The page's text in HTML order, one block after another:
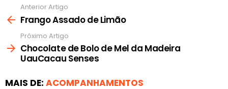
mais
Anterior Artigo
Frango Assado de Limão
Próximo Artigo
Chocolate de Bolo de Mel da Madeira
UauCacau Senses
MAIS DE: ACOMPANHAMENTOS